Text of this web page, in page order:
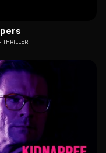
THRILLER